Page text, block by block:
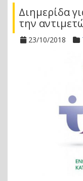
Διημερίδα
την
23/10/2018